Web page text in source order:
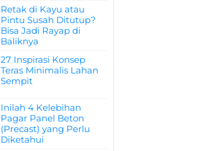
Retak di Kayu atau
Pintu Susah Ditutup?
Bisa Jadi Rayap di
Baliknya
27 Inspirasi Konsep
Teras Minimalis Lahan
Sempit
Inilah 4 Kelebihan
Pagar Panel Beton
(Precast) yang Perlu
Diketahui